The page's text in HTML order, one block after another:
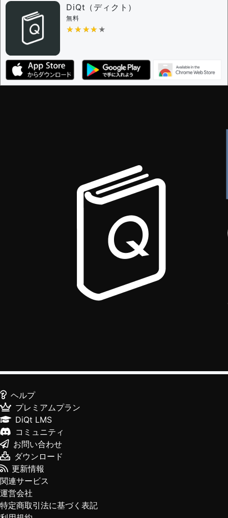
問題の編集権限を持つユーザー -
審査に対する投票権限を持つユーザー -
ザー
決定に必要な投票数 -
編集ガイドライン
DiQt（ディクト）
無料
★★★★★
★★★★★
ヘルプ
プレミアムプラン
DiQt LMS
コミュニティ
お問い合わせ
ダウンロード
更新情報
関連サービス
運営会社
特定商取引法に基づく表記